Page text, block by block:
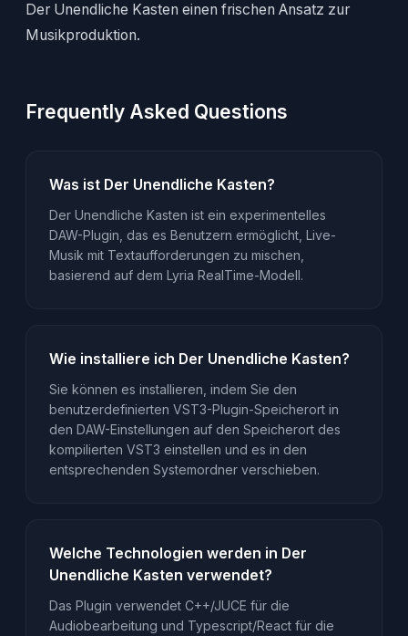
Der Unendliche Kasten einen frischen Ansatz zur
Musikproduktion.
Frequently Asked Questions
Was ist Der Unendliche Kasten?
Der Unendliche Kasten ist ein experimentelles
DAW-Plugin, das es Benutzern ermöglicht, Live-
Musik mit Textaufforderungen zu mischen,
basierend auf dem Lyria RealTime-Modell.
Wie installiere ich Der Unendliche Kasten?
Sie können es installieren, indem Sie den
benutzerdefinierten VST3-Plugin-Speicherort in
den DAW-Einstellungen auf den Speicherort des
kompilierten VST3 einstellen und es in den
entsprechenden Systemordner verschieben.
Welche Technologien werden in Der
Unendliche Kasten verwendet?
Das Plugin verwendet C++/JUCE für die
Audiobearbeitung und Typescript/React für die